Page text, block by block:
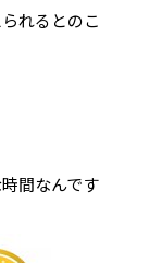
れるとのこ
間なんです